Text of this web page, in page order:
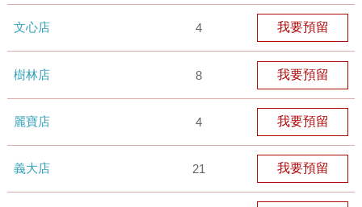
文心店 4 我要預留
樹林店 8 我要預留
麗寶店 4 我要預留
義大店 21 我要預留